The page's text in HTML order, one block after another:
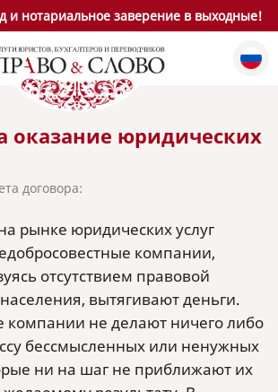
и нотариальное заверение в выходные!
оказание юридических
договора:
рынке юридических услуг
компании,
отсутствием правовой
вытягивают деньги.
компании не делают ничего либо
бессмысленных или ненужных
ни на шаг не приближают их